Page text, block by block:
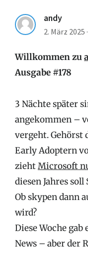
andy
2. März 2025 ·
Willkommen zu
Ausgabe #178
3 Nächte später
angekommen –
vergeht. Gehörst
Early Adoptern
ziehtMicrosoft
diesen Jahres
Ob skypen dann
wird?
Diese Woche
News – aber der